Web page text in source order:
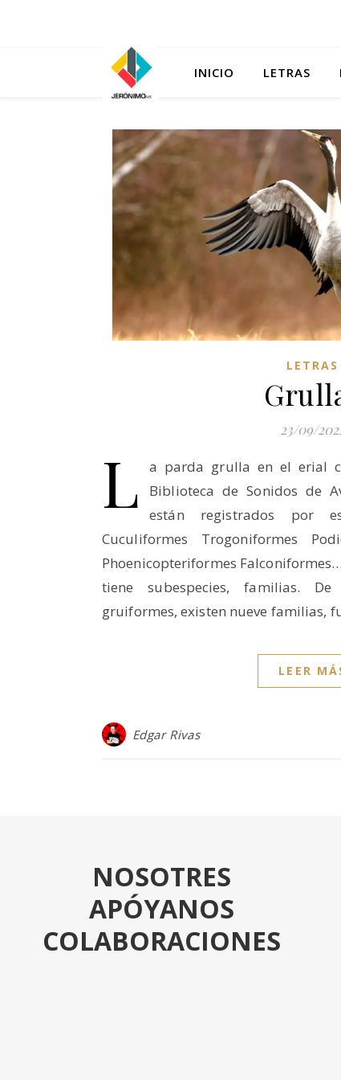
INICIO LETRAS
LETRAS
23/09/
l
a parda grulla en el erial
Biblioteca de Sonidos de
están registrados por
Cuculiformes Trogoniformes
Phoenicopteriformes
tiene subespecies, familias.
gruiformes, existen nueve familias,
LEER
Edgar Rivas
NOSOTRES
APÓYANOS
COLABORACIONES